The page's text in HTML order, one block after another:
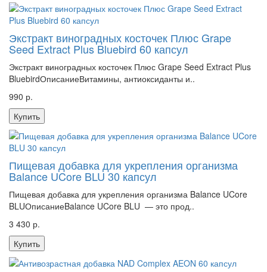
Экстракт виноградных косточек Плюс Grape
Seed Extract Plus Bluebird 60 капсул
Экстракт виноградных косточек Плюс Grape Seed Extract Plus
BluebirdОписаниеВитамины, антиоксиданты и..
990 р.
Купить
Пищевая добавка для укрепления организма
Balance UCore BLU 30 капсул
Пищевая добавка для укрепления организма Balance UCore
BLUОписаниеBalance UCore BLU — это прод..
3 430 р.
Купить